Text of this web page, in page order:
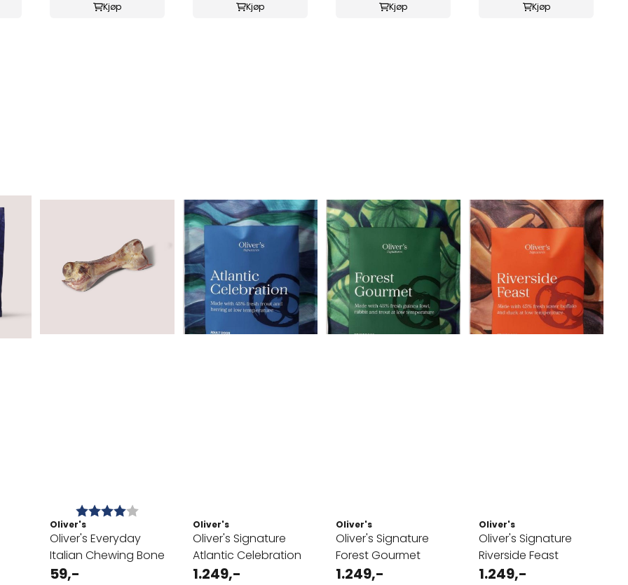
Kjøp
Kjøp
Kjøp
Kjøp
Karakter: 4.0 av 5 mulige
Oliver's
Oliver's Everyday
Italian Chewing Bone
59,-
Oliver's
Oliver's Signature
Atlantic Celebration
1.249,-
Oliver's
Oliver's Signature
Forest Gourmet
1.249,-
Oliver's
Oliver's Signature
Riverside Feast
1.249,-